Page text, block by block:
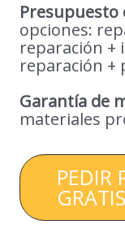
Presupuesto
opciones:
reparación +
reparación +
Garantía de
materiales
PEDIR
GRATIS